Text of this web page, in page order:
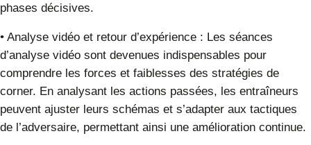
phases décisives.
• Analyse vidéo et retour d’expérience : Les séances
d’analyse vidéo sont devenues indispensables pour
comprendre les forces et faiblesses des stratégies de
corner. En analysant les actions passées, les entraîneurs
peuvent ajuster leurs schémas et s’adapter aux tactiques
de l’adversaire, permettant ainsi une amélioration continue.